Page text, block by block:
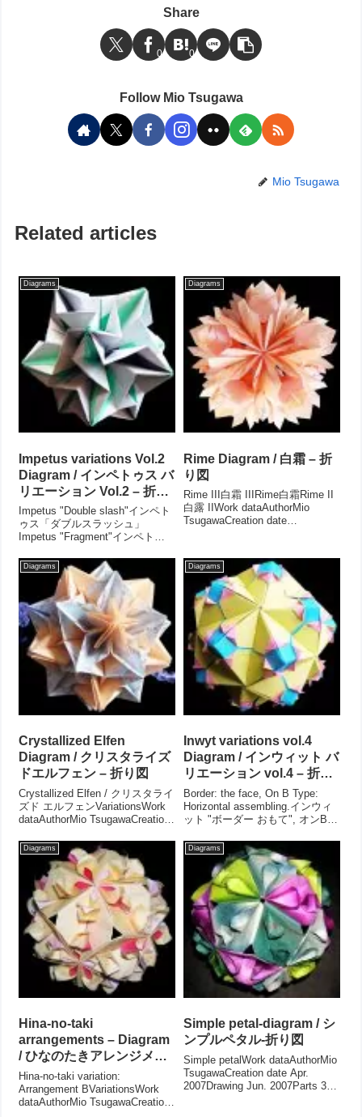
Share
0 0
Follow Mio Tsugawa
Mio Tsugawa
Related articles
Diagrams
Impetus variations Vol.2
Diagram / インペトゥス バ
リエーション Vol.2 – 折り
図
Impetus "Double slash"インペト
ゥス「ダブルスラッシュ」
Impetus "Fragment"インペトゥ
"Double line"インペトゥス「ダブ
ルライン」Impetus "Flash...
Diagrams
Rime Diagram / 白霜 – 折
り図
Rime III白霜 IIIRime白霜Rime II
白露 IIWork dataAuthorMio
TsugawaCreation date
Diagrams
Crystallized Elfen
Diagram / クリスタライズ
ドエルフェン – 折り図
Crystallized Elfen / クリスタライ
ズド エルフェンVariationsWork
dataAuthorMio TsugawaCreation
Mar.2020Parts 60 pa...
Diagrams
Inwyt variations vol.4
Diagram / インウィット バ
リエーション vol.4 – 折り
図
Border: the face, On B Type:
Horizontal assembling.インウィ
ット "ボーダー おもて", オンBタ
VariationsWork dataAuthorMio
Tsuga...
Diagrams
Hina-no-taki
arrangements – Diagram
/ ひなのたきアレンジメン
ト – 折り図
Hina-no-taki variation:
Arrangement BVariationsWork
dataAuthorMio TsugawaCreation
Diagrams
Simple petal-diagram / シ
ンプルペタル-折り図
Simple petalWork dataAuthorMio
TsugawaCreation date Apr.
2007Drawing Jun. 2007Parts 30